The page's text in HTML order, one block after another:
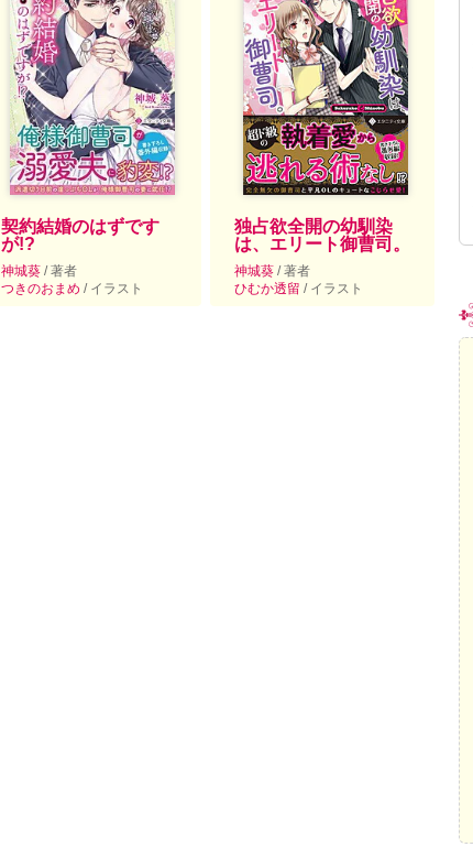
契約結婚のはずです
が!?
神城葵 / 著者
つきのおまめ / イラスト
独占欲全開の幼馴染
は、エリート御曹司。
神城葵 / 著者
ひむか透留 / イラスト